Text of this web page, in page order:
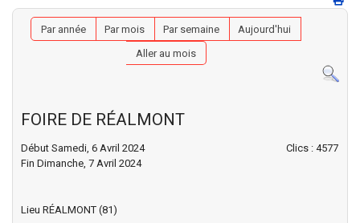
Par année Par mois Par semaine
Aujourd'hui
Aller au mois
FOIRE DE RÉALMONT
Début Samedi, 6 Avril 2024
Fin Dimanche, 7 Avril 2024
Clics : 4577
Lieu RÉALMONT (81)